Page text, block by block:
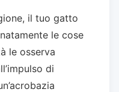
il tuo gatto
le cose
le osserva
di